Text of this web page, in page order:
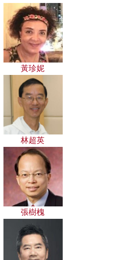
黃珍妮
林超英
張樹槐